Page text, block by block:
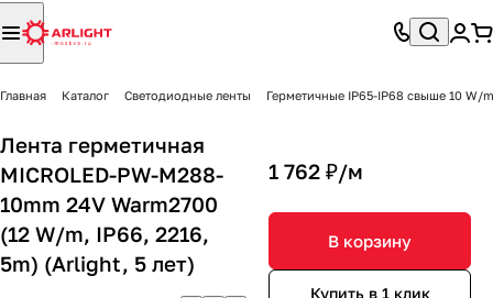
Главная Каталог Светодиодные ленты Герметичные IP65-IP68 свыше 10 W/m
Лента герметичная
MICROLED-PW-M288-
10mm 24V Warm2700
(12 W/m, IP66, 2216,
5m) (Arlight, 5 лет)
1 762 ₽/м
В корзину
Купить в 1 клик